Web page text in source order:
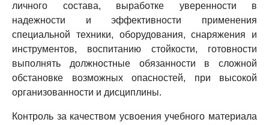
личного состава, выработке уверенности в
надежности и эффективности применения
специальной техники, оборудования, снаряжения и
инструментов, воспитанию стойкости, готовности
выполнять должностные обязанности в сложной
обстановке возможных опасностей, при высокой
организованности и дисциплины.
Контроль за качеством усвоения учебного материала